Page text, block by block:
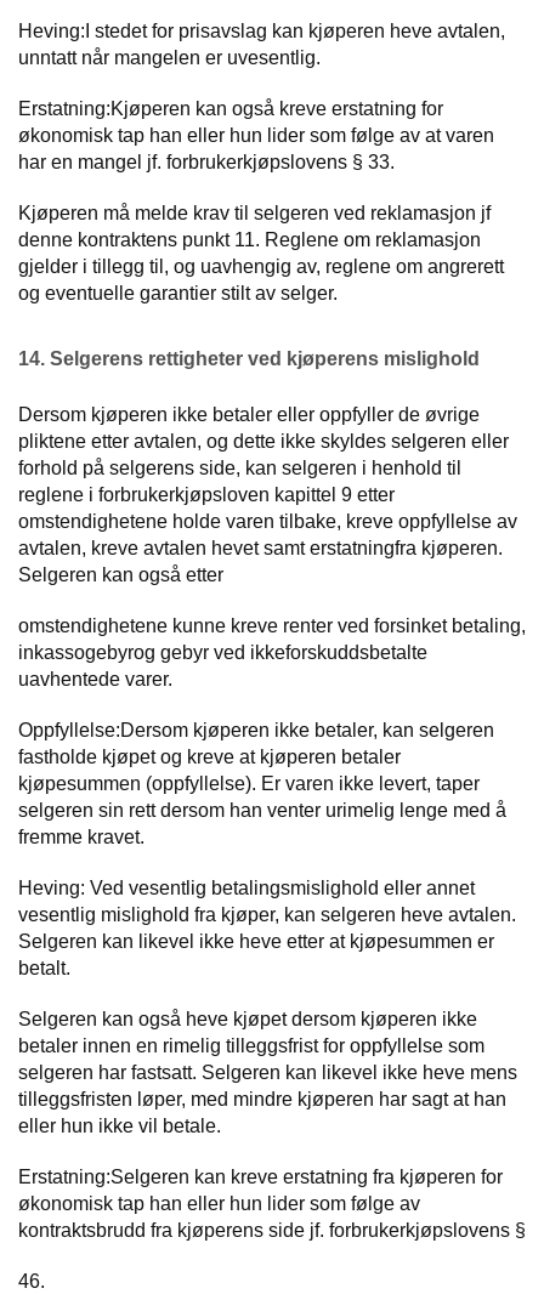
Heving:I stedet for prisavslag kan kjøperen heve avtalen,
unntatt når mangelen er uvesentlig.
Erstatning:Kjøperen kan også kreve erstatning for
økonomisk tap han eller hun lider som følge av at varen
har en mangel jf. forbrukerkjøpslovens § 33.
Kjøperen må melde krav til selgeren ved reklamasjon jf
denne kontraktens punkt 11. Reglene om reklamasjon
gjelder i tillegg til, og uavhengig av, reglene om angrerett
og eventuelle garantier stilt av selger.
14. Selgerens rettigheter ved kjøperens mislighold
Dersom kjøperen ikke betaler eller oppfyller de øvrige
pliktene etter avtalen, og dette ikke skyldes selgeren eller
forhold på selgerens side, kan selgeren i henhold til
reglene i forbrukerkjøpsloven kapittel 9 etter
omstendighetene holde varen tilbake, kreve oppfyllelse av
avtalen, kreve avtalen hevet samt erstatningfra kjøperen.
Selgeren kan også etter
omstendighetene kunne kreve renter ved forsinket betaling,
inkassogebyrog gebyr ved ikkeforskuddsbetalte
uavhentede varer.
Oppfyllelse:Dersom kjøperen ikke betaler, kan selgeren
fastholde kjøpet og kreve at kjøperen betaler
kjøpesummen (oppfyllelse). Er varen ikke levert, taper
selgeren sin rett dersom han venter urimelig lenge med å
fremme kravet.
Heving: Ved vesentlig betalingsmislighold eller annet
vesentlig mislighold fra kjøper, kan selgeren heve avtalen.
Selgeren kan likevel ikke heve etter at kjøpesummen er
betalt.
Selgeren kan også heve kjøpet dersom kjøperen ikke
betaler innen en rimelig tilleggsfrist for oppfyllelse som
selgeren har fastsatt. Selgeren kan likevel ikke heve mens
tilleggsfristen løper, med mindre kjøperen har sagt at han
eller hun ikke vil betale.
Erstatning:Selgeren kan kreve erstatning fra kjøperen for
økonomisk tap han eller hun lider som følge av
kontraktsbrudd fra kjøperens side jf. forbrukerkjøpslovens §
46.